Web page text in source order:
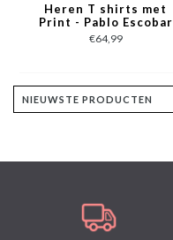
Heren T shirts met
Print - Pablo Escobar
El Patron - Groen
€64,99